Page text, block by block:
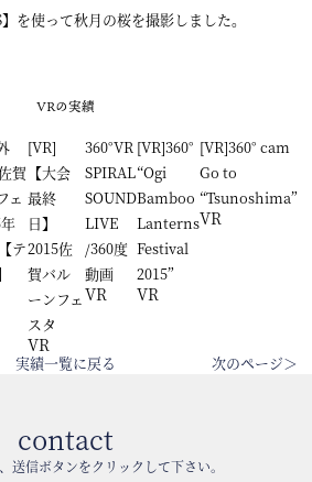
を使って秋月の桜を撮影しました。
VRの実績
賀
ェ
テ
[VR]
【大会
最終
日】
2015佐
賀バル
ーンフェ
スタ
VR
360°VR
SPIRAL
SOUND
LIVE
/360度
動画
VR
[VR]360°
“Ogi
Bamboo
Lanterns
Festival
2015”
VR
[VR]360° cam
Go to
“Tsunoshima”
VR
実績一覧に戻る 次のページ＞
contact
送信ボタンをクリックして下さい。